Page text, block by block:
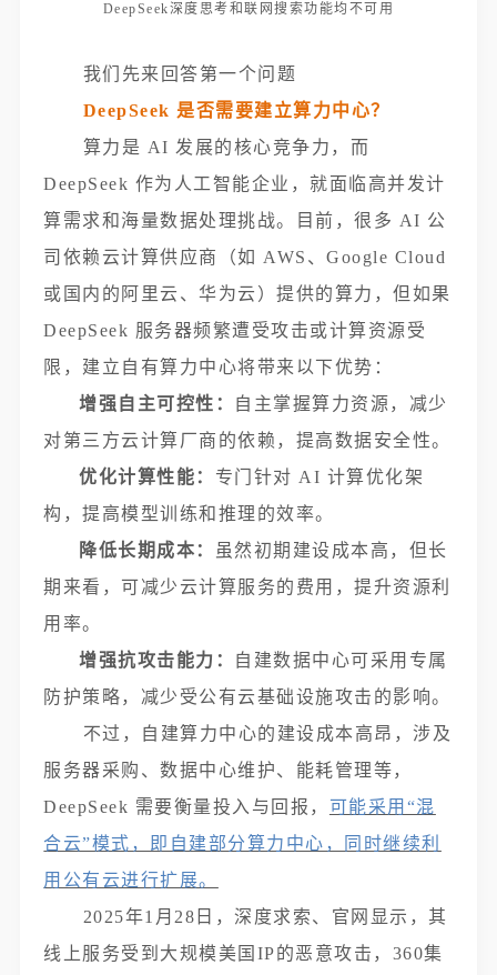
DeepSeek深度思考和联网搜索功能均不可用
我们先来回答第一个问题
DeepSeek 是否需要建立算力中心？
算力是 AI 发展的核心竞争力，而
DeepSeek 作为人工智能企业，就面临高并发计
算需求和海量数据处理挑战。目前，很多 AI 公
司依赖云计算供应商（如 AWS、Google Cloud
或国内的阿里云、华为云）提供的算力，但如果
DeepSeek 服务器频繁遭受攻击或计算资源受
限，建立自有算力中心将带来以下优势：
增强自主可控性： 自主掌握算力资源，减少
对第三方云计算厂商的依赖，提高数据安全性。
优化计算性能： 专门针对 AI 计算优化架
构，提高模型训练和推理的效率。
降低长期成本：
虽然初期建设成本高，但长
期来看，可减少云计算服务的费用，提升资源利
用率。
增强抗攻击能力： 自建数据中心可采用专属
防护策略，减少受公有云基础设施攻击的影响。
不过，自建算力中心的建设成本高昂，涉及
服务器采购、数据中心维护、能耗管理等，
DeepSeek 需要衡量投入与回报， 可能采用“混
合云”模式，即自建部分算力中心，同时继续利
用公有云进行扩展。
2025年1月28日，深度求索、官网显示，其
线上服务受到大规模美国IP的恶意攻击，360集